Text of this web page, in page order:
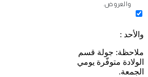
والعروض.
والأحد :
ملاحظة: جولة قسم
الولادة متوفّرة يومي
الجمعة.